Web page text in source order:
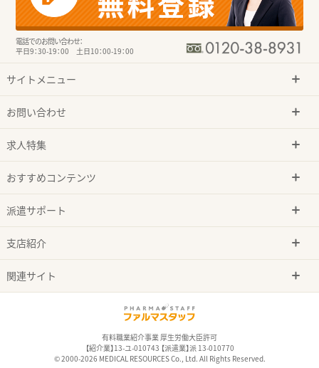
電話でのお問い合わせ：
平日9：30-19：00 土日10：00-19：00
サイトメニュー
お問い合わせ
求人特集
おすすめコンテンツ
派遣サポート
支店紹介
関連サイト
有料職業紹介事業 厚生労働大臣許可
【紹介業】13-ユ-010743 【派遣業】派 13-010770
© 2000-2026 MEDICAL RESOURCES Co., Ltd. All Rights Reserved.